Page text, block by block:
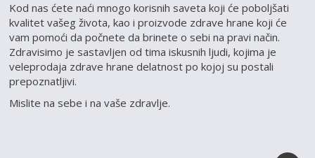
Kod nas ćete naći mnogo korisnih saveta koji će poboljšati
kvalitet vašeg života, kao i proizvode zdrave hrane koji će
vam pomoći da počnete da brinete o sebi na pravi način.
Zdravisimo je sastavljen od tima iskusnih ljudi, kojima je
veleprodaja zdrave hrane delatnost po kojoj su postali
prepoznatljivi.
Mislite na sebe i na vaše zdravlje.